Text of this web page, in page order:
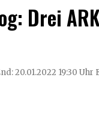
Drei
Am 20. Januar 2022 laden wir Sie herzlich zu